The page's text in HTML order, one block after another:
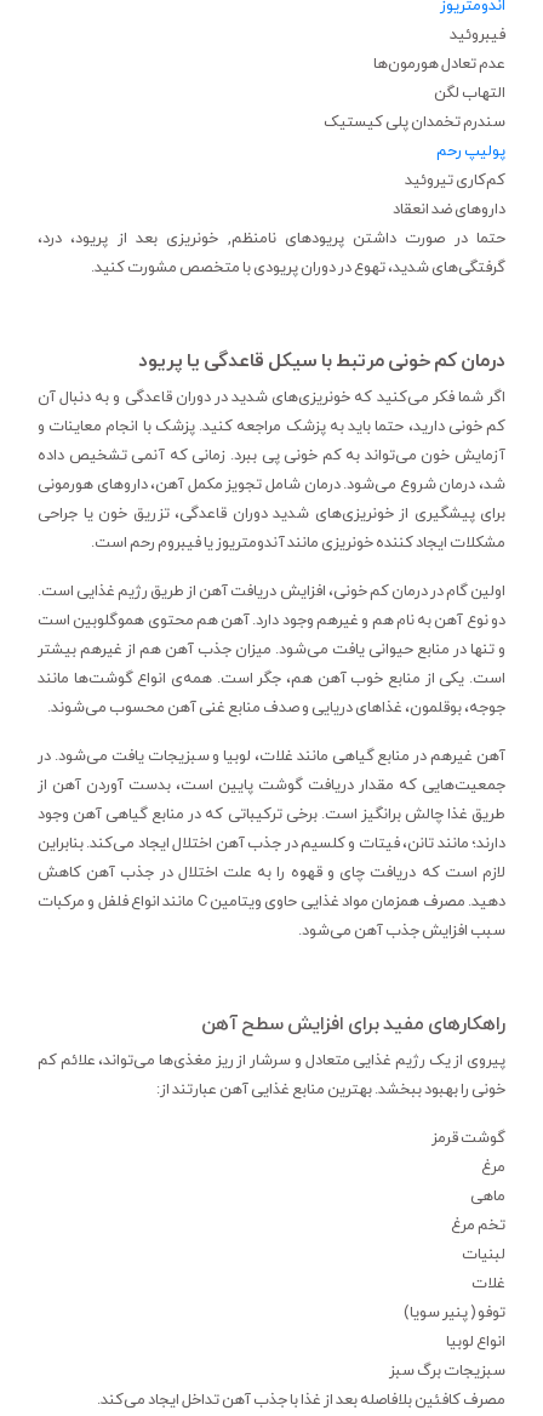
اندومتریوز
فیبروئید
عدم تعادل هورمون‌ها
التهاب لگن
سندرم تخمدان پلی کیستیک
پولیپ رحم
کم‌کاری تیروئید
داروهای ضد انعقاد
حتما در صورت داشتن پریودهای نامنظم, خونریزی بعد از پریود، درد،
گرفتگی‌های شدید، تهوع در دوران پریودی با متخصص مشورت کنید.
درمان کم خونی مرتبط با سیکل قاعدگی یا پریود
اگر شما فکر می‌کنید که خونریزی‌های شدید در دوران قاعدگی و به دنبال آن
کم خونی دارید، حتما باید به پزشک مراجعه کنید. پزشک با انجام معاینات و
آزمایش خون می‌تواند به کم خونی پی ببرد. زمانی که آنمی تشخیص داده
شد، درمان شروع می‌شود. درمان شامل تجویز مکمل آهن، داروهای هورمونی
برای پیشگیری از خونریزی‌های شدید دوران قاعدگی، تزریق خون یا جراحی
مشکلات ایجاد کننده خونریزی مانند آندومتریوز یا فیبروم رحم است.
اولین گام در درمان کم خونی، افزایش دریافت آهن از طریق رژیم غذایی است.
دو نوع آهن به نام هم و غیرهم وجود دارد. آهن هم محتوی هموگلوبین است
و تنها در منابع حیوانی یافت می‌شود. میزان جذب آهن هم از غیرهم بیشتر
است. یکی از منابع خوب آهن هم، جگر است. همه‌ی انواع گوشت‌ها مانند
جوجه، بوقلمون، غذاهای دریایی و صدف منابع غنی آهن محسوب می‌شوند.
آهن غیرهم در منابع گیاهی مانند غلات، لوبیا و سبزیجات یافت می‌شود. در
جمعیت‌هایی که مقدار دریافت گوشت پایین است، بدست آوردن آهن از
طریق غذا چالش برانگیز است. برخی ترکیباتی که در منابع گیاهی آهن وجود
دارند؛ مانند تانن، فیتات و کلسیم در جذب آهن اختلال ایجاد می‌کند. بنابراین
لازم است که دریافت چای و قهوه را به علت اختلال در جذب آهن کاهش
دهید. مصرف همزمان مواد غذایی حاوی ویتامین C مانند انواع فلفل و مرکبات
سبب افزایش جذب آهن می‌شود.
راهکارهای مفید برای افزایش سطح آهن
پیروی از یک رژیم غذایی متعادل و سرشار از ریز مغذی‌ها می‌تواند، علائم کم
خونی را بهبود ببخشد. بهترین منابع غذایی آهن عبارتند از:
گوشت قرمز
مرغ
ماهی
تخم مرغ
لبنیات
غلات
توفو ( پنیر سویا)
انواع لوبیا
سبزیجات برگ سبز
مصرف کافئین بلافاصله بعد از غذا با جذب آهن تداخل ایجاد می‌کند.